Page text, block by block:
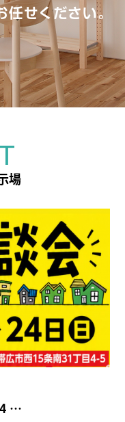
任せください。
場
…